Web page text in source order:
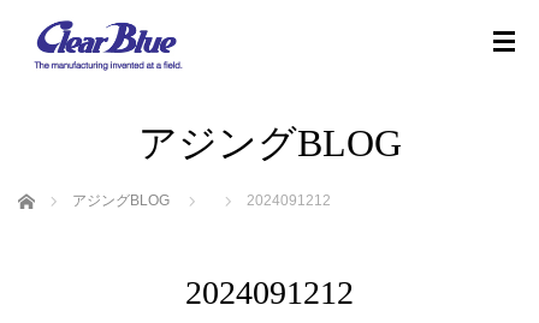
アジングBLOG
ホーム アジングBLOG 2024091212
2024091212